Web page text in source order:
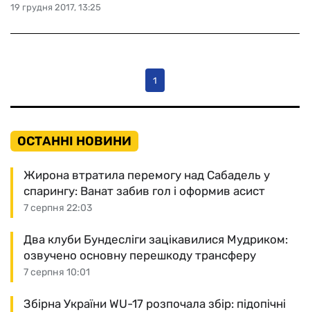
19 грудня 2017, 13:25
1
ОСТАННІ НОВИНИ
7 серпня 22:03
Жирона втратила перемогу над Сабадель у
спарингу: Ванат забив гол і оформив асист
7 серпня 10:01
Два клуби Бундесліги зацікавилися Мудриком:
озвучено основну перешкоду трансферу
Збірна України WU-17 розпочала збір: підопічні